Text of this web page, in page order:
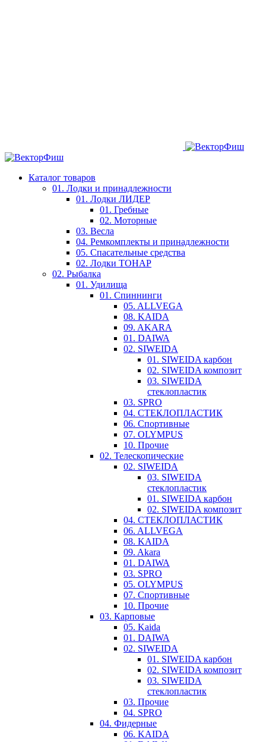
Каталог товаров
01. Лодки и принадлежности
01. Лодки ЛИДЕР
01. Гребные
02. Моторные
03. Весла
04. Ремкомплекты и принадлежности
05. Спасательные средства
02. Лодки ТОНАР
02. Рыбалка
01. Удилища
01. Спиннинги
05. ALLVEGA
08. KAIDA
09. AKARA
01. DAIWA
02. SIWEIDA
01. SIWEIDA карбон
02. SIWEIDA композит
03. SIWEIDA
стеклопластик
03. SPRO
04. СТЕКЛОПЛАСТИК
06. Спортивные
07. OLYMPUS
10. Прочие
02. Телескопические
02. SIWEIDA
03. SIWEIDA
стеклопластик
01. SIWEIDA карбон
02. SIWEIDA композит
04. СТЕКЛОПЛАСТИК
06. ALLVEGA
08. KAIDA
09. Akara
01. DAIWA
03. SPRO
05. OLYMPUS
07. Спортивные
10. Прочие
03. Карповые
05. Kaida
01. DAIWA
02. SIWEIDA
01. SIWEIDA карбон
02. SIWEIDA композит
03. SIWEIDA
стеклопластик
03. Прочие
04. SPRO
04. Фидерные
06. KAIDA